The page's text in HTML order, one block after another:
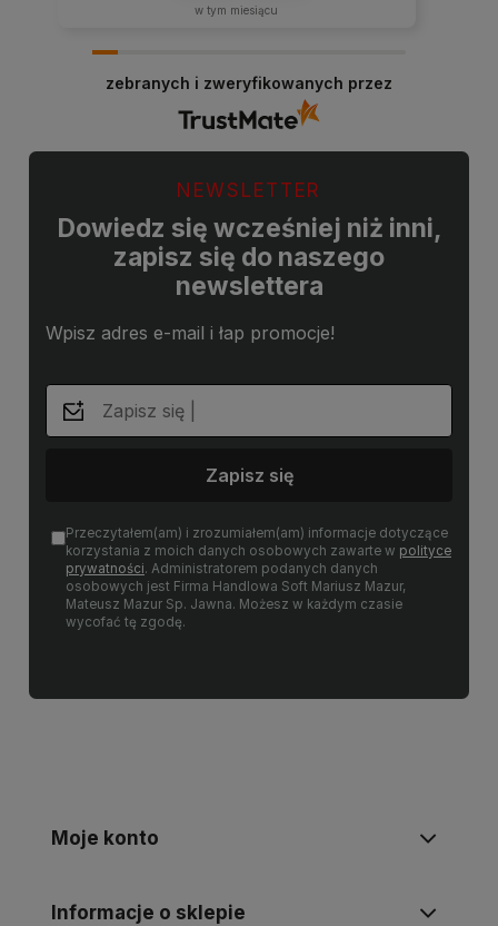
w tym miesiącu
zebranych i zweryfikowanych przez
NEWSLETTER
Dowiedz się wcześniej niż inni,
zapisz się do naszego
newslettera
Wpisz adres e-mail i łap promocje!
Zapisz się
Przeczytałem(am) i zrozumiałem(am) informacje dotyczące
korzystania z moich danych osobowych zawarte w polityce
prywatności. Administratorem podanych danych
osobowych jest Firma Handlowa Soft Mariusz Mazur,
Mateusz Mazur Sp. Jawna. Możesz w każdym czasie
wycofać tę zgodę.
Moje konto
Informacje o sklepie